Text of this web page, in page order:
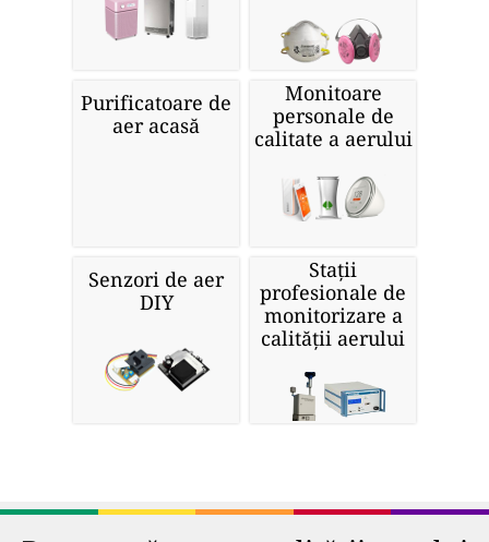
Purificatoare de
aer acasă
Monitoare
personale de
calitate a aerului
Senzori de aer
DIY
Stații
profesionale de
monitorizare a
calității aerului